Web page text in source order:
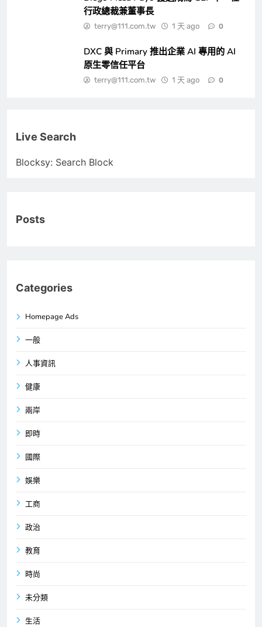
行政總裁兼董事長
terry@111.com.tw 1 天 ago 0
DXC 與 Primary 推出企業 AI 專用的 AI
原生零信任平台
terry@111.com.tw 1 天 ago 0
Live Search
Blocksy: Search Block
Posts
Categories
Homepage Ads
一般
人事資訊
健康
兩岸
即時
國際
娛樂
工商
政治
教育
時尚
未分類
生活